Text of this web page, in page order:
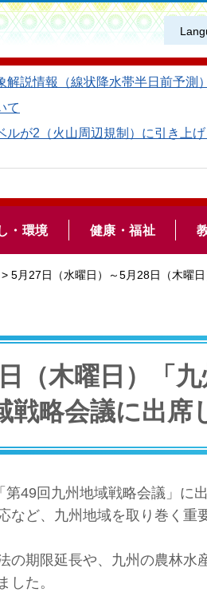
説情報（線状降水帯半日前予測）
て
ルが2（火山周辺規制）に引き上
・環境 健康・福祉
> 5月27日（水曜日）～5月28日（木曜
（木曜日）「九
戦略会議に出席
49回九州地域戦略会議」に出
など、九州地域を取り巻く重
期限延長や、九州の農林水
した。